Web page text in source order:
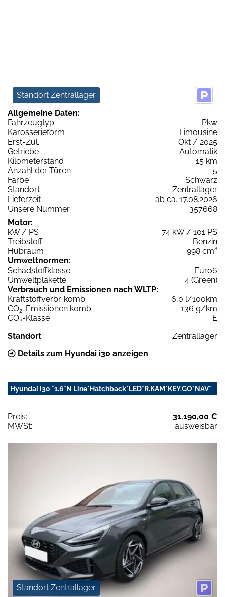
Standort Zentrallager
Allgemeine Daten:
Fahrzeugtyp
Pkw
Karosserieform
Limousine
Erst-Zul.
Okt / 2025
Getriebe
Automatik
Kilometerstand
15 km
Anzahl der Türen
5
Farbe
Schwarz
Standort
Zentrallager
Lieferzeit
ab ca. 17.08.2026
Unsere Nummer
357668
Motor:
kW / PS
74 kW / 101 PS
Treibstoff
Benzin
Hubraum
998 cm³
Umweltnormen:
Schadstoffklasse
Euro6
Umweltplakette
4 (Green)
Verbrauch und Emissionen nach WLTP:
Kraftstoffverbr. komb.
6,0 l/100km
CO2-Emissionen komb.
136 g/km
CO2-Klasse
E
Standort
Zentrallager
Details zum Hyundai i30 anzeigen
Hyundai i30 *1.6*N Line*Hatchback*LED*R.KAM*KEY.GO*NAV*
Preis:
31.190,00 €
MWSt:
ausweisbar
Standort Zentrallager